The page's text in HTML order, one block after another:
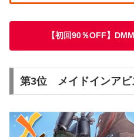
【初回90％OFF】
第3位 メイドインアビ